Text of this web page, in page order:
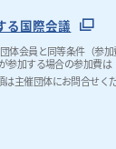
る国際会議
体会員と同等条件（参加
参加する場合の参加費は
主催団体にお問合せく